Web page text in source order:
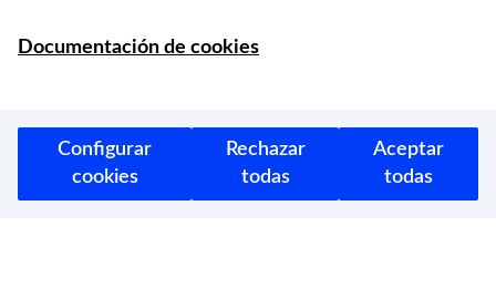
Documentación de cookies
Configurar
cookies
Rechazar
todas
Aceptar
todas